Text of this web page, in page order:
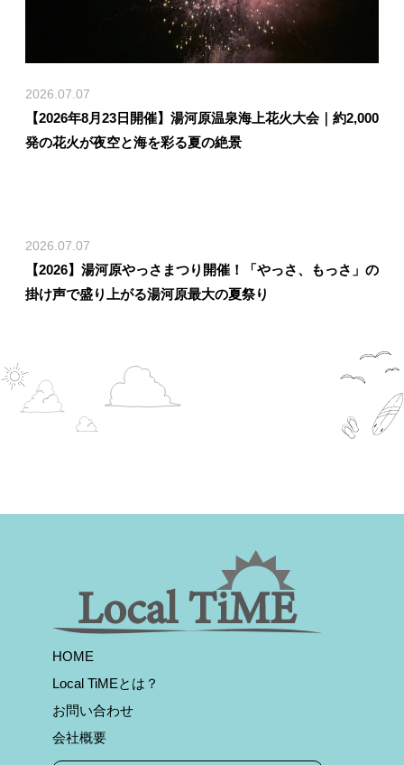
2026.07.07
【2026年8月23日開催】湯河原温泉海上花火大会｜約2,000
発の花火が夜空と海を彩る夏の絶景
2026.07.07
【2026】湯河原やっさまつり開催！「やっさ、もっさ」の
掛け声で盛り上がる湯河原最大の夏祭り
HOME
Local TiMEとは？
お問い合わせ
会社概要